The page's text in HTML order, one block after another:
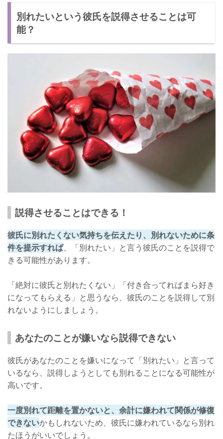
別れたいという彼氏を説得させることは可
能？
説得させることはできる！
彼氏に別れたくない気持ちを伝えたり、別れないために条
件を提示すれば、「別れたい」と言う彼氏のことを説得で
きる可能性があります。
「絶対に彼氏と別れたくない」「付き合ってればまら好き
になってもらえる」と思うなら、彼氏のことを説得して別
れないようにしましょう。
あなたのことが嫌いなら説得できない
彼氏があなたのことを嫌いになって「別れたい」と言って
いるなら、説得しようとしても別れることになる可能性が
高いです。
一度別れて距離を置かないと、余計に嫌われて関係が修復
できないかもしれないため、彼氏に嫌われているなら別れ
たほうがいいでしょう。